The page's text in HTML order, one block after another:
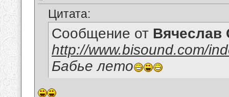
Цитата:
Сообщение от Вячеслав
http://www.bisound.com/
Бабье лето